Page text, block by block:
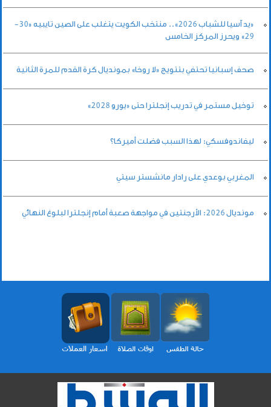
«يد آسيا للشباب 2026».. منتخب الكويت يتغلب على الصين تايبيه «30-
29» ويحرز المركز الخامس
صحف إسبانيا تحتفي بتتويج «لا روخا» بمونديال كرة القدم للمرة الثانية
توخيل مستمر في تدريب إنجلترا حتى «يورو 2028»
ليفاندوفسكي: لهذا السبب فضلت أميركا؟
المغربي بوعدي على رادار مانشستر سيتي
مونديال 2026: الأرجنتين في مواجهة صعبة أمام إنجلترا لبلوغ النهائي